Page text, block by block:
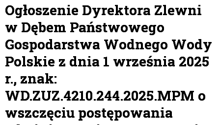
Ogłoszenie Dyrektora Zlewni
w Dębem Państwowego
Gospodarstwa Wodnego Wody
Polskie z dnia 1 września 2025
r., znak:
WD.ZUZ.4210.244.2025.MPM o
wszczęciu postępowania